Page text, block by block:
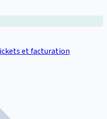
et facturation